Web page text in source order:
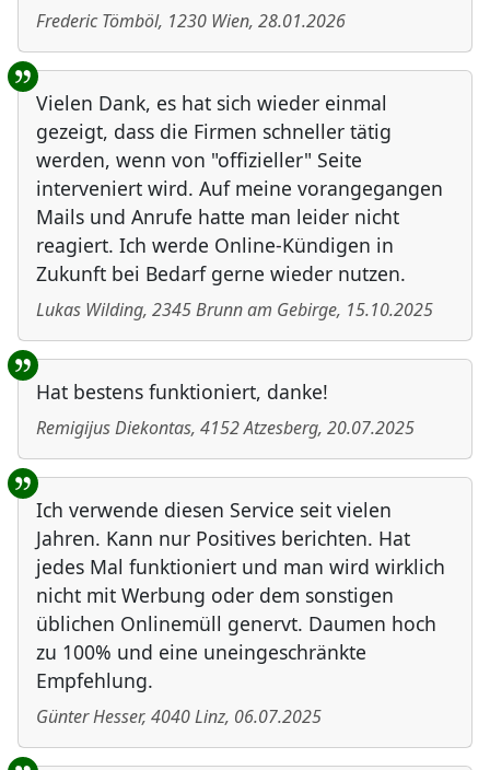
Frederic Tömböl, 1230 Wien, 28.01.2026
Vielen Dank, es hat sich wieder einmal
gezeigt, dass die Firmen schneller tätig
werden, wenn von "offizieller" Seite
interveniert wird. Auf meine vorangegangen
Mails und Anrufe hatte man leider nicht
reagiert. Ich werde Online-Kündigen in
Zukunft bei Bedarf gerne wieder nutzen.
Lukas Wilding, 2345Brunn am Gebirge, 15.10.2025
Hat bestens funktioniert, danke!
Remigijus Diekontas, 4152Atzesberg, 20.07.2025
Ich verwende diesen Service seit vielen
Jahren. Kann nur Positives berichten. Hat
jedes Mal funktioniert und man wird wirklich
nicht mit Werbung oder dem sonstigen
üblichen Onlinemüll genervt. Daumen hoch
zu 100% und eine uneingeschränkte
Empfehlung.
Günter Hesser, 4040Linz, 06.07.2025